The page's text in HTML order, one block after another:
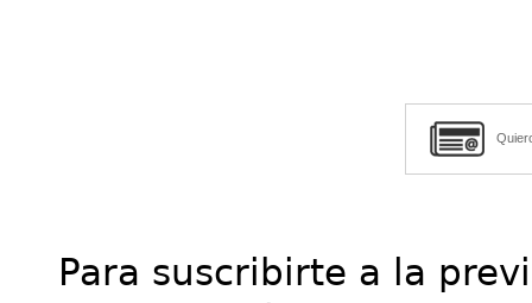
Para suscribirte a la